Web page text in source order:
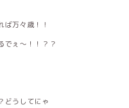
ば万々歳！！
でぇ〜！！？？
どうしてにゃ